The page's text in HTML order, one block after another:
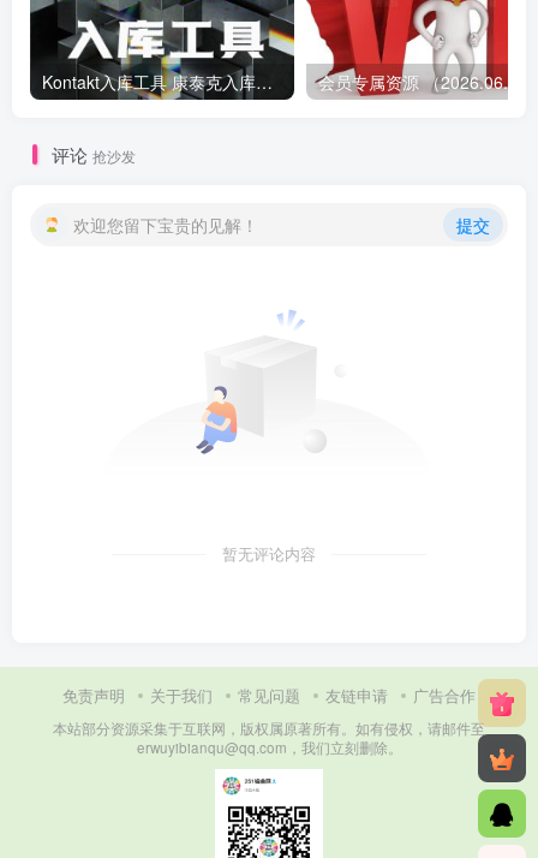
Kontakt入库工具 康泰克入库教程
评论 抢沙发
欢迎您留下宝贵的见解！ 提交
暂无评论内容
免责声明 关于我们 常见问题 友链申请 广告合作
本站部分资源采集于互联网，版权属原著所有。如有侵权，请邮件至
erwuyibianqu@qq.com，我们立刻删除。